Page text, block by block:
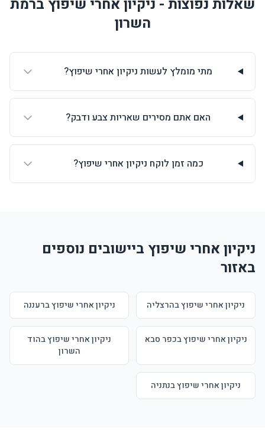
שאלות נפוצות - ניקיון אחרי שיפוץ ברמת
השרון
מתי מומלץ לעשות ניקיון אחרי שיפוץ?
האם אתם מסירים שאריות צבע ודבק?
כמה זמן לוקח ניקיון אחרי שיפוץ?
ניקיון אחרי שיפוץ ביישובים נוספים
באזור
ניקיון אחרי שיפוץ בהרצליה ניקיון אחרי שיפוץ ברעננה
ניקיון אחרי שיפוץ בכפר סבא
ניקיון אחרי שיפוץ בהוד
השרון
ניקיון אחרי שיפוץ בנתניה